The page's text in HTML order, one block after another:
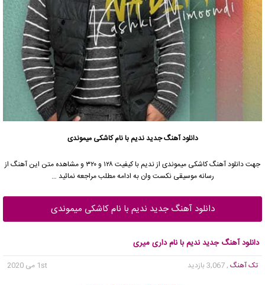
دانلود آهنگ جدیدندیمبا نام کاشکی میموندی
جهت دانلود آهنگ کاشکی میموندی ازندیم
با کیفیت ۱۲۸ و ۳۲۰ و مشاهده متن این آهنگ از
رسانه موسیقی نکست وان به ادامه مطلب مراجعه نمائید …
دانلود آهنگ جدید ندیم با نام کاشکی میموندی
دانلود آهنگ جدید ندیم با نام داری میری
تک آهنگ , 3,067 بازدید
1st می 2020